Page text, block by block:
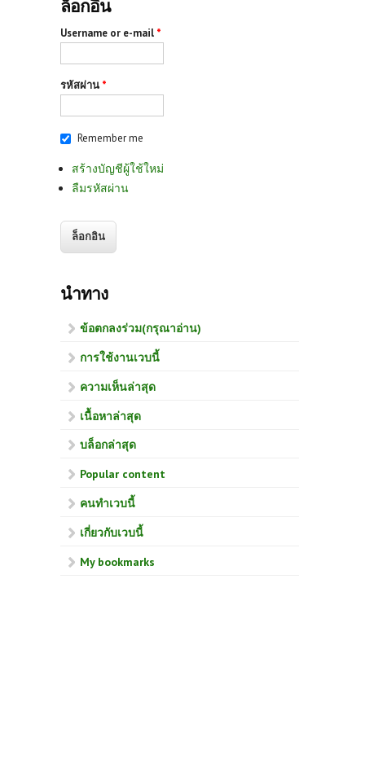
ล็อกอิน
Username or e-mail *
รหัสผ่าน *
Remember me
สร้างบัญชีผู้ใช้ใหม่
ลืมรหัสผ่าน
นำทาง
ข้อตกลงร่วม(กรุณาอ่าน)
การใช้งานเวบนี้
ความเห็นล่าสุด
เนื้อหาล่าสุด
บล็อกล่าสุด
Popular content
คนทำเวบนี้
เกี่ยวกับเวบนี้
My bookmarks